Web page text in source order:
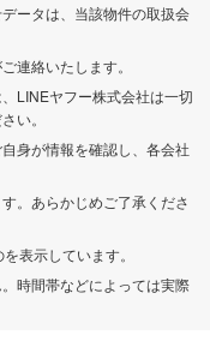
ータは、当該物件の取扱会
連絡いたします。
LINEヤフー株式会社は一切
い。
身が情報を確認し、各会社
。あらかじめご了承くださ
表示しています。
時間帯などによっては実際